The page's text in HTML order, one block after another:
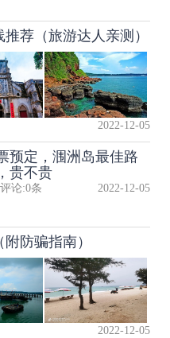
荐（旅游达人亲测）
2022-12-05
预定，涠洲岛最佳路
贵不贵
论:0条 2022-12-05
防骗指南）
2022-12-05